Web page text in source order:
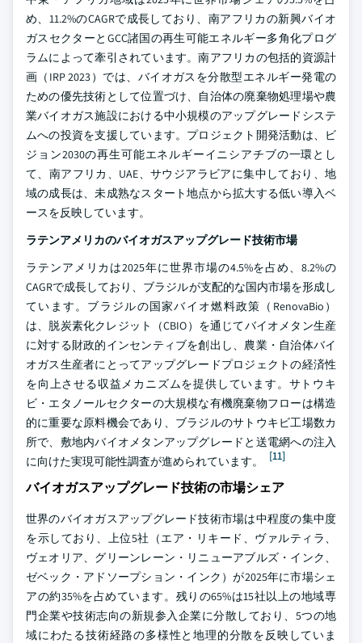
め、11.2%のCAGRで成長しており、南アフリカの新興バイオ
ガスセクターとGCC諸国の再生可能エネルギー多角化プログ
ラムによって牽引されています。南アフリカの包括的資源計
画（IRP 2023）では、バイオガスを分散型エネルギー発電の
ための優先技術として位置づけ、自治体の廃棄物処理場や農
業バイオガス施設における中小規模のアップグレードシステ
ムへの投資を支援しています。プロジェクト開発活動は、ビ
ジョン2030の再生可能エネルギーイニシアチブの一環とし
て、南アフリカ、UAE、サウジアラビアに集中しており、地
域の成長は、未成熟なスタート地点から拡大する低い導入ベ
ースを反映しています。
ラテンアメリカのバイオガスアップグレード技術市場
ラテンアメリカは2025年に世界市場の4.5%を占め、8.2%の
CAGRで成長しており、ブラジルが支配的な国内市場を形成し
ています。ブラジルの国家バイオ燃料政策（RenovaBio）
は、脱炭素化クレジット（CBIO）を通じてバイオメタン生産
に対する財政的インセンティブを創出し、農業・自治体バイ
オガス生産者にとってアップグレードプロジェクトの経済性
を向上させる収益メカニズムを提供しています。サトウキ
ビ・エタノールセクターの大規模な有機廃棄物フローは構造
的に重要な原料機会であり、ブラジルのサトウキビ工場数カ
所で、敷地内バイオメタンアップグレードと送電網への注入
に向けた実現可能性調査が進められています。
[11]
バイオガスアップグレード技術の市場シェア
世界のバイオガスアップグレード技術市場は中程度の集中度
を示しており、上位5社（エア・リキード、ヴァルティラ、
ヴェオリア、グリーンレーン・リニューアブルズ・インク、
ゼベック・アドソープション・インク）が2025年に市場シェ
アの約35%を占めています。残りの65%は15社以上の地域専
門企業や技術志向の新規参入企業に分散しており、5つの地
域にわたる技術経路の多様性と地理的分散を反映していま